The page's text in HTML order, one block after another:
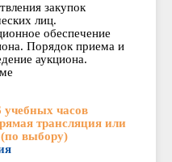
закупок
лиц.
обеспечение
Порядок приема и
аукциона.
учебных часов
трансляция или
выбору)